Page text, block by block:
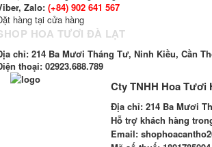
Zalo: (+84) 902 641 567
hàng tại cửa hàng
HOA TƯƠI ĐÀ LẠT
chỉ: 214 Ba Mươi Tháng Tư, Ninh Kiều, Cần
thoại: 02923.688.789
Cty TNHH Hoa Tươi
Địa chỉ: 214 Ba Mươi
Hỗ trợ khách hàng
Email: